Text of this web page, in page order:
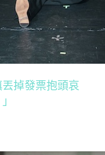
掉發票抱頭哀